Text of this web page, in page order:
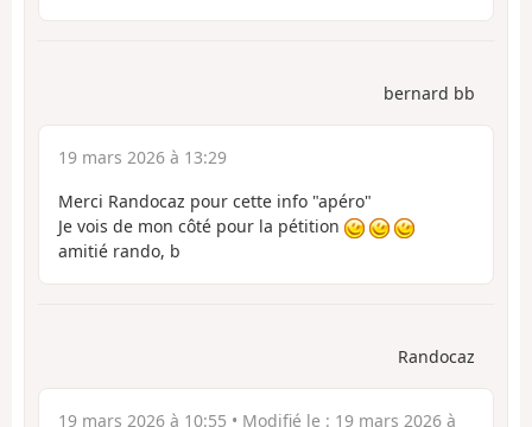
bernard bb
19 mars 2026 à 13:29
Merci Randocaz pour cette info "apéro"
Je vois de mon côté pour la pétition
amitié rando, b
Randocaz
19 mars 2026 à 10:55 • Modifié le : 19 mars 2026 à